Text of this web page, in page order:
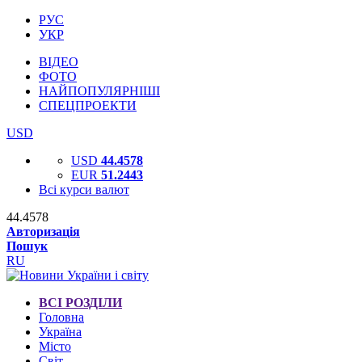
РУС
УКР
ВІДЕО
ФОТО
НАЙПОПУЛЯРНІШІ
СПЕЦПРОЕКТИ
USD
USD 44.4578
EUR 51.2443
Всі курси валют
44.4578
Авторизація
Пошук
RU
ВСІ РОЗДІЛИ
Головна
Україна
Місто